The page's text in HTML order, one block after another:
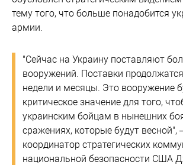
тему того, что больше понадобится
армии.
"Сейчас на Украину поставляют
вооружений. Поставки
недели и месяцы. Это вооружение
критическое значение для того,
украинским бойцам в нынешних
сражениях, которые будут весной",
координатор стратегических
национальной безопасности США